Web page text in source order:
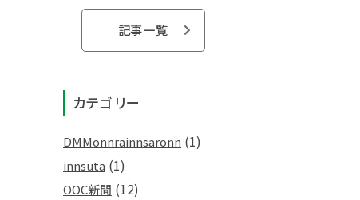
記事一覧
カテゴリー
DMMonnrainnsaronn (1)
innsuta (1)
OOC新聞 (12)